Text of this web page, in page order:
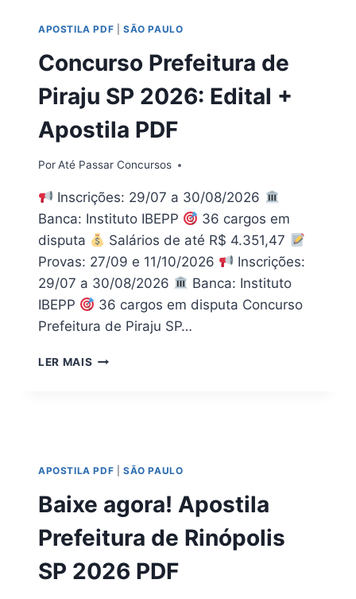
2026
APOSTILA PDF SÃO PAULO
Concurso Prefeitura de
Piraju SP 2026: Edital +
Apostila PDF
PorAté Passar Concursos
Inscrições: 29/07 a 30/08/2026
Banca: Instituto IBEPP
36 cargos em
disputa
Salários de até R$ 4.351,47
Provas: 27/09 e 11/10/2026
Inscrições:
29/07 a 30/08/2026
Banca: Instituto
IBEPP
36 cargos em disputa Concurso
Prefeitura de Piraju SP…
LER MAIS CONCURSO
APOSTILA
APOSTILA PDF SÃO PAULO
Baixe agora! Apostila
Prefeitura de Rinópolis
SP 2026 PDF